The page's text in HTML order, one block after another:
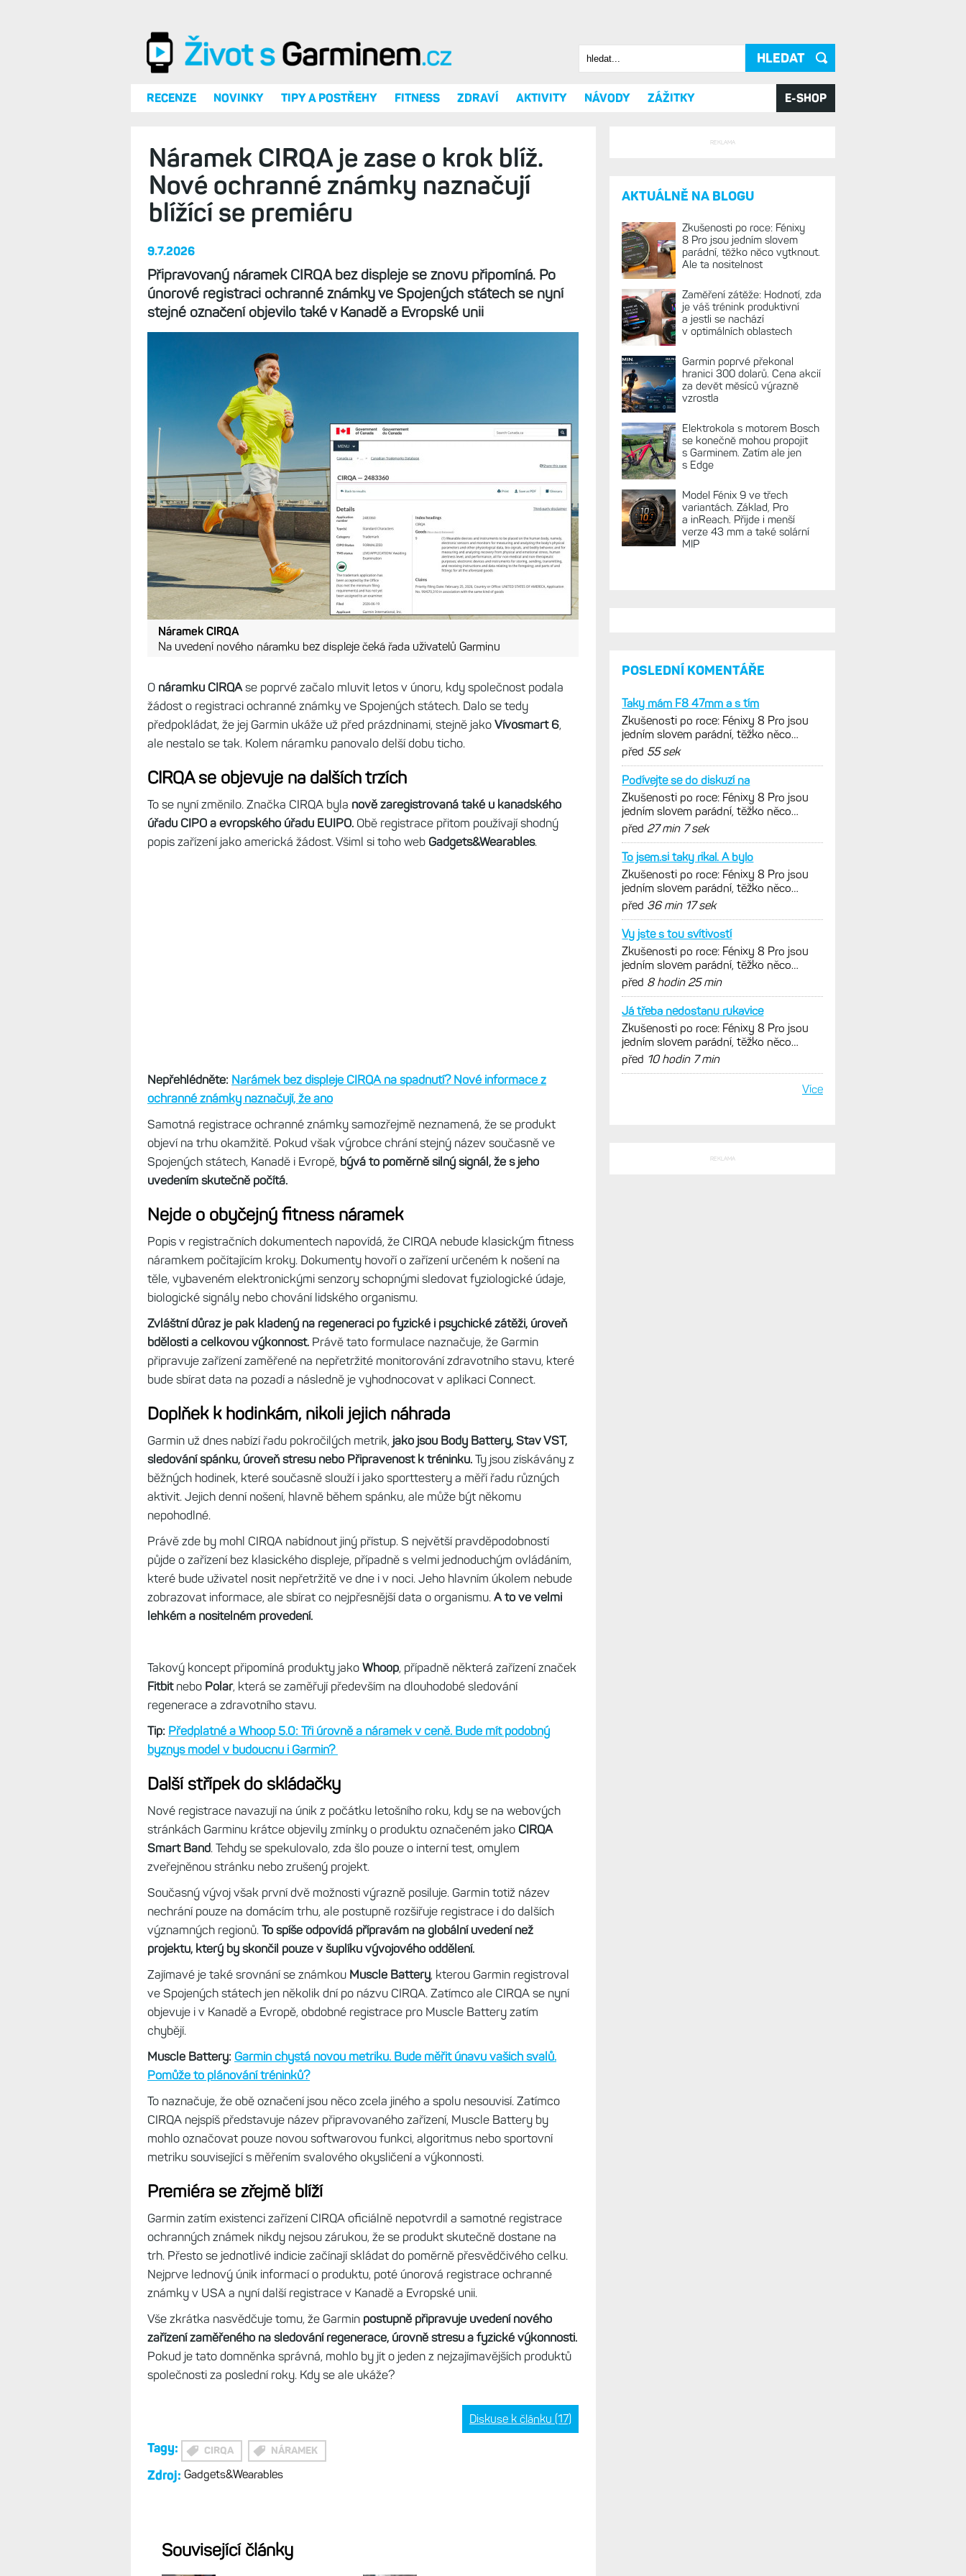
Vyhledávání
Hledat
RECENZE NOVINKY TIPY A POSTŘEHY FITNESS ZDRAVÍ AKTIVITY NÁVODY ZÁŽITKY E-SHOP
Náramek CIRQA je zase o krok blíž.
Nové ochranné známky naznačují
blížící se premiéru
9.7.2026
Připravovaný náramek CIRQA bez displeje se znovu připomíná. Po
únorové registraci ochranné známky ve Spojených státech se nyní
stejné označení objevilo také v Kanadě a Evropské unii
Náramek CIRQA
Na uvedení nového náramku bez displeje čeká řada uživatelů Garminu
O náramku CIRQAse poprvé začalo mluvit letos v únoru, kdy společnost podala
žádost o registraci ochranné známky ve Spojených státech. Dalo se tedy
předpokládat, že jej Garmin ukáže už před prázdninami, stejně jako Vívosmart 6,
ale nestalo se tak. Kolem náramku panovalo delší dobu ticho.
CIRQA se objevuje na dalších trzích
To se nyní změnilo. Značka CIRQA byla nově zaregistrovaná také u kanadského
úřadu CIPO a evropského úřadu EUIPO. Obě registrace přitom používají shodný
popis zařízení jako americká žádost. Všiml si toho web Gadgets&Wearables.
Nepřehlédněte: Narámek bez displeje CIRQA na spadnutí? Nové informace z
ochranné známky naznačují, že ano
Samotná registrace ochranné známky samozřejmě neznamená, že se produkt
objeví na trhu okamžitě. Pokud však výrobce chrání stejný název současně ve
Spojených státech, Kanadě i Evropě, bývá to poměrně silný signál, že s jeho
uvedením skutečně počítá.
Nejde o obyčejný fitness náramek
Popis v registračních dokumentech napovídá, že CIRQA nebude klasickým fitness
náramkem počítajícím kroky. Dokumenty hovoří o zařízení určeném k nošení na
těle, vybaveném elektronickými senzory schopnými sledovat fyziologické údaje,
biologické signály nebo chování lidského organismu.
Zvláštní důraz je pak kladený na regeneraci po fyzické i psychické zátěži, úroveň
bdělosti a celkovou výkonnost. Právě tato formulace naznačuje, že Garmin
připravuje zařízení zaměřené na nepřetržité monitorování zdravotního stavu, které
bude sbírat data na pozadí a následně je vyhodnocovat v aplikaci Connect.
Doplňek k hodinkám, nikoli jejich náhrada
Garmin už dnes nabízí řadu pokročilých metrik, jako jsou Body Battery, Stav VST,
sledování spánku, úroveň stresu nebo Připravenost k tréninku. Ty jsou získávány z
běžných hodinek, které současně slouží i jako sporttestery a měří řadu různých
aktivit. Jejich denní nošení, hlavně během spánku, ale může být někomu
nepohodlné.
Právě zde by mohl CIRQA nabídnout jiný přístup. S největší pravděpodobností
půjde o zařízení bez klasického displeje, případně s velmi jednoduchým ovládáním,
které bude uživatel nosit nepřetržitě ve dne i v noci. Jeho hlavním úkolem nebude
zobrazovat informace, ale sbírat co nejpřesnější data o organismu. A to ve velmi
lehkém a nositelném provedení.
Takový koncept připomíná produkty jako Whoop, případně některá zařízení značek
Fitbitnebo Polar, která se zaměřují především na dlouhodobé sledování
regenerace a zdravotního stavu.
Tip: Předplatné a Whoop 5.0: Tři úrovně a náramek v ceně. Bude mít podobný
byznys model v budoucnu i Garmin?
Další střípek do skládačky
Nové registrace navazují na únik z počátku letošního roku, kdy se na webových
stránkách Garminu krátce objevily zmínky o produktu označeném jako CIRQA
Smart Band. Tehdy se spekulovalo, zda šlo pouze o interní test, omylem
zveřejněnou stránku nebo zrušený projekt.
Současný vývoj však první dvě možnosti výrazně posiluje. Garmin totiž název
nechrání pouze na domácím trhu, ale postupně rozšiřuje registrace i do dalších
významných regionů. To spíše odpovídá přípravám na globální uvedení než
projektu, který by skončil pouze v šuplíku vývojového oddělení.
Zajímavé je také srovnání se známkou Muscle Battery, kterou Garmin registroval
ve Spojených státech jen několik dní po názvu CIRQA. Zatímco ale CIRQA se nyní
objevuje i v Kanadě a Evropě, obdobné registrace pro Muscle Battery zatím
chybějí.
Muscle Battery: Garmin chystá novou metriku. Bude měřit únavu vašich svalů.
Pomůže to plánování tréninků?
To naznačuje, že obě označení jsou něco zcela jiného a spolu nesouvisí. Zatímco
CIRQA nejspíš představuje název připravovaného zařízení, Muscle Battery by
mohlo označovat pouze novou softwarovou funkci, algoritmus nebo sportovní
metriku související s měřením svalového okysličení a výkonnosti.
Premiéra se zřejmě blíží
Garmin zatím existenci zařízení CIRQA oficiálně nepotvrdil a samotné registrace
ochranných známek nikdy nejsou zárukou, že se produkt skutečně dostane na
trh. Přesto se jednotlivé indicie začínají skládat do poměrně přesvědčivého celku.
Nejprve lednový únik informací o produktu, poté únorová registrace ochranné
známky v USA a nyní další registrace v Kanadě a Evropské unii.
Vše zkrátka nasvědčuje tomu, že Garmin postupně připravuje uvedení nového
zařízení zaměřeného na sledování regenerace, úrovně stresu a fyzické výkonnosti.
Pokud je tato domněnka správná, mohlo by jít o jeden z nejzajímavějších produktů
společnosti za poslední roky. Kdy se ale ukáže?
Diskuse k článku (17)
Tagy: CIRQA NÁRAMEK
Zdroj: Gadgets&Wearables
Související články
REKLAMA
AKTUÁLNĚ NA BLOGU
Zkušenosti po roce: Fénixy
8 Pro jsou jedním slovem
parádní, těžko něco vytknout.
Ale ta nositelnost
Zaměření zátěže: Hodnotí, zda
je váš trénink produktivní
a jestli se nachází
v optimálních oblastech
Garmin poprvé překonal
hranici 300 dolarů. Cena akcií
za devět měsíců výrazně
vzrostla
Elektrokola s motorem Bosch
se konečně mohou propojit
s Garminem. Zatím ale jen
s Edge
Model Fénix 9 ve třech
variantách. Základ, Pro
a inReach. Přijde i menší
verze 43 mm a také solární
MIP
POSLEDNÍ KOMENTÁŘE
Taky mám F8 47mm a s tím
Zkušenosti po roce: Fénixy 8 Pro jsou
jedním slovem parádní, těžko něco
vytknout. Ale ta nositelnost
před 55 sek
Podívejte se do diskuzí na
Zkušenosti po roce: Fénixy 8 Pro jsou
jedním slovem parádní, těžko něco
vytknout. Ale ta nositelnost
před 27 min 7 sek
To jsem.si taky rikal. A bylo
Zkušenosti po roce: Fénixy 8 Pro jsou
jedním slovem parádní, těžko něco
vytknout. Ale ta nositelnost
před 36 min 17 sek
Vy jste s tou svítivostí
Zkušenosti po roce: Fénixy 8 Pro jsou
jedním slovem parádní, těžko něco
vytknout. Ale ta nositelnost
před 8 hodin 25 min
Já třeba nedostanu rukavice
Zkušenosti po roce: Fénixy 8 Pro jsou
jedním slovem parádní, těžko něco
vytknout. Ale ta nositelnost
před 10 hodin 7 min
Více
REKLAMA